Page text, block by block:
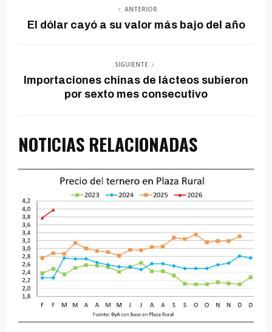
ANTERIOR
El dólar cayó a su valor más bajo del año
SIGUIENTE
Importaciones chinas de lácteos subieron
por sexto mes consecutivo
NOTICIAS RELACIONADAS